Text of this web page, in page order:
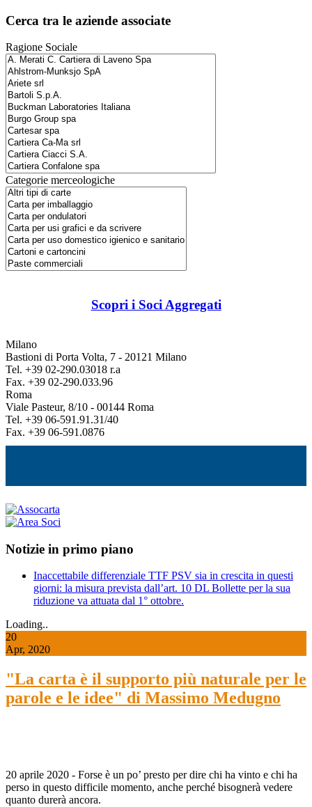
Cerca tra le aziende associate
Ragione Sociale
Categorie merceologiche
Scopri i Soci Aggregati
Milano
Bastioni di Porta Volta, 7 - 20121 Milano
Tel. +39 02-290.03018 r.a
Fax. +39 02-290.033.96
Roma
Viale Pasteur, 8/10 - 00144 Roma
Tel. +39 06-591.91.31/40
Fax. +39 06-591.0876
Notizie in primo piano
Inaccettabile differenziale TTF PSV sia in crescita in questi
giorni: la misura prevista dall’art. 10 DL Bollette per la sua
riduzione va attuata dal 1° ottobre.
Loading..
20
Apr, 2020
"La carta è il supporto più naturale per le
parole e le idee" di Massimo Medugno
20 aprile 2020 - Forse è un po’ presto per dire chi ha vinto e chi ha
perso in questo difficile momento, anche perché bisognerà vedere
quanto durerà ancora.